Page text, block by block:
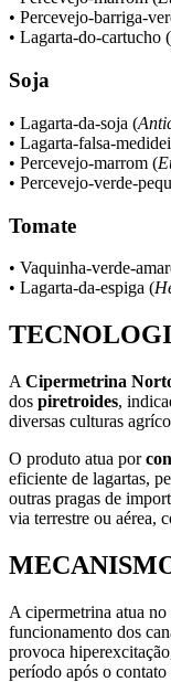
• Percevejo-barriga-
• Lagarta-do-cartucho (
Soja
• Lagarta-da-soja (
• Lagarta-falsa-
• Percevejo-marrom (
• Percevejo-verde-
Tomate
• Vaquinha-verde-
• Lagarta-da-espiga (
A Cipermetrina
dos piretroides,
diversas culturas
O produto atua por
eficiente de lagartas,
outras pragas de
via terrestre ou aérea,
A cipermetrina atua no
funcionamento dos
provoca
período após o